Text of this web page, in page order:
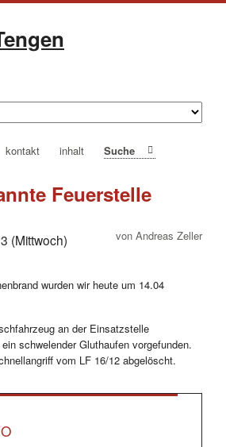
kontakt inhalt
Feuerstelle
(Mittwoch) von Andreas Zeller
wurden wir heute um 14.04
an der Einsatzstelle
schwelender Gluthaufen vorgefunden.
vom LF 16/12 abgelöscht.